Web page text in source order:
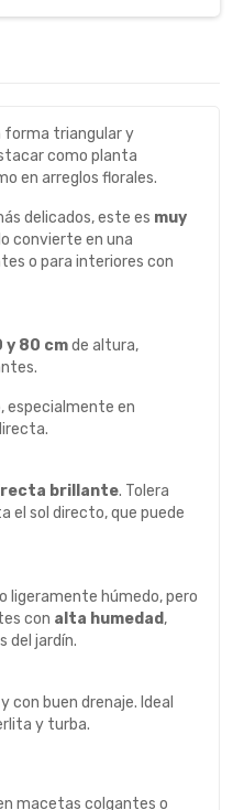
forma triangular y
como planta
en arreglos florales.
delicados, este es muy
convierte en una
o para interiores con
y 80 cmde altura,
especialmente en
brillante. Tolera
el sol directo, que puede
ligeramente húmedo, pero
con alta humedad ,
del jardín.
con buen drenaje. Ideal
y turba.
macetas colgantes o